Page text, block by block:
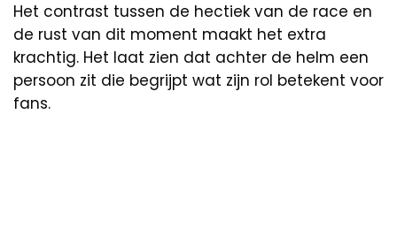
Het contrast tussen de hectiek van de race en
de rust van dit moment maakt het extra
krachtig. Het laat zien dat achter de helm een
persoon zit die begrijpt wat zijn rol betekent voor
fans.